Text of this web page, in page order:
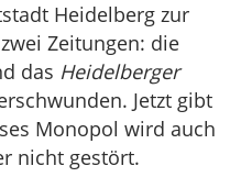
Heidelberg zur
Zeitungen: die
das Heidelberger
Jetzt gibt
Monopol wird auch
nicht gestört.